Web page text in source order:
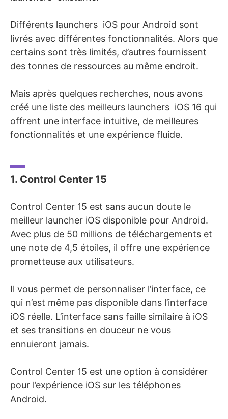
Différents launchers iOS pour Android sont
livrés avec différentes fonctionnalités. Alors que
certains sont très limités, d’autres fournissent
des tonnes de ressources au même endroit.
Mais après quelques recherches, nous avons
créé une liste des meilleurs launchers iOS 16 qui
offrent une interface intuitive, de meilleures
fonctionnalités et une expérience fluide.
1. Control Center 15
Control Center 15 est sans aucun doute le
meilleur launcher iOS disponible pour Android.
Avec plus de 50 millions de téléchargements et
une note de 4,5 étoiles, il offre une expérience
prometteuse aux utilisateurs.
Il vous permet de personnaliser l’interface, ce
qui n’est même pas disponible dans l’interface
iOS réelle. L’interface sans faille similaire à iOS
et ses transitions en douceur ne vous
ennuieront jamais.
Control Center 15 est une option à considérer
pour l’expérience iOS sur les téléphones
Android.